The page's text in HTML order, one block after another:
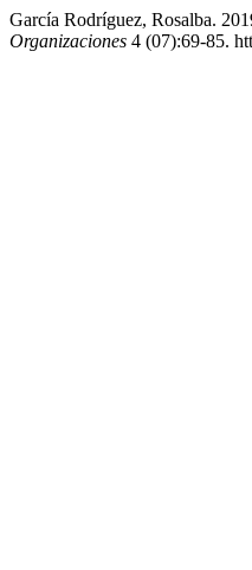
García Rodríguez, Rosalba.
Organizaciones 4 (07):69-85.